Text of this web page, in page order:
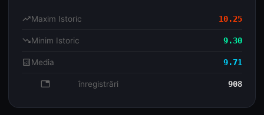
trending_upMaxim Istoric 10.25
trending_downMinim Istoric 9.30
analyticsMedia 9.71
database înregistrări 908